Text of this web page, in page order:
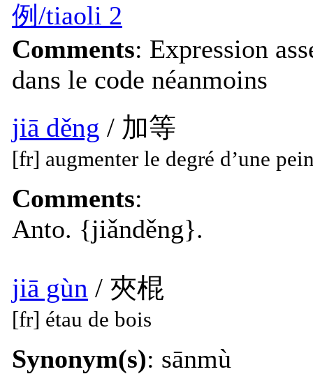
例/tiaoli 2
Comments: Expression
dans le code néanmoins
jiā děng / 加等
[fr] augmenter le degré d’une
Comments:
Anto. {jiǎnděng}.
jiā gùn / 夾棍
[fr] étau de bois
Synonym(s): sānmù